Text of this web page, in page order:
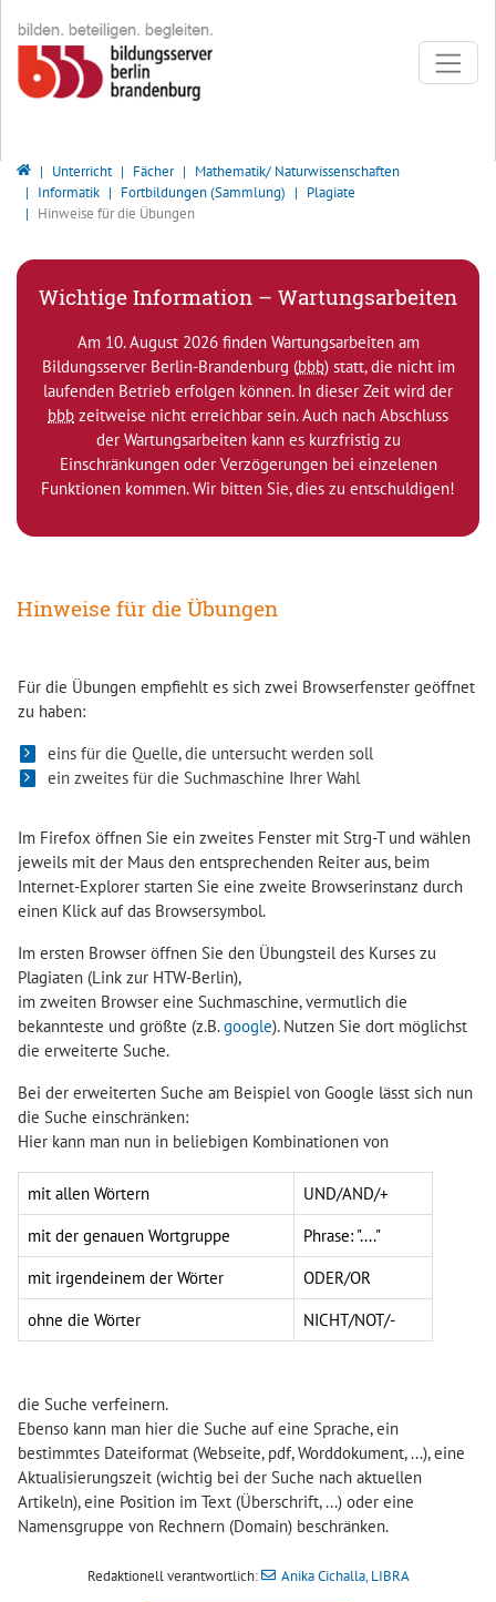
Bildungsserver Berlin - Brandenburg
Unterricht Fächer
Mathematik/ Naturwissenschaften
Informatik
Fortbildungen (Sammlung)
Plagiate
Hinweise für die Übungen
Wichtige Information – Wartungsarbeiten
Am 10. August 2026 finden Wartungsarbeiten am
Bildungsserver Berlin-Brandenburg (bbb) statt, die nicht im
laufenden Betrieb erfolgen können. In dieser Zeit wird der
bbb zeitweise nicht erreichbar sein. Auch nach Abschluss
der Wartungsarbeiten kann es kurzfristig zu
Einschränkungen oder Verzögerungen bei einzelenen
Funktionen kommen. Wir bitten Sie, dies zu entschuldigen!
Hinweise für die Übungen
Für die Übungen empfiehlt es sich zwei Browserfenster geöffnet
zu haben:
eins für die Quelle, die untersucht werden soll
ein zweites für die Suchmaschine Ihrer Wahl
Im Firefox öffnen Sie ein zweites Fenster mit Strg-T und wählen
jeweils mit der Maus den entsprechenden Reiter aus, beim
Internet-Explorer starten Sie eine zweite Browserinstanz durch
einen Klick auf das Browsersymbol.
Im ersten Browser öffnen Sie den Übungsteil des Kurses zu
Plagiaten (Link zur HTW-Berlin),
im zweiten Browser eine Suchmaschine, vermutlich die
bekannteste und größte (z.B.google). Nutzen Sie dort möglichst
die erweiterte Suche.
Bei der erweiterten Suche am Beispiel von Google lässt sich nun
die Suche einschränken:
Hier kann man nun in beliebigen Kombinationen von
mit allen Wörtern
UND/AND/+
mit der genauen Wortgruppe
Phrase: "...."
mit irgendeinem der Wörter
ODER/OR
ohne die Wörter
NICHT/NOT/-
die Suche verfeinern.
Ebenso kann man hier die Suche auf eine Sprache, ein
bestimmtes Dateiformat (Webseite, pdf, Worddokument, ...), eine
Aktualisierungszeit (wichtig bei der Suche nach aktuellen
Artikeln), eine Position im Text (Überschrift, ...) oder eine
Namensgruppe von Rechnern (Domain) beschränken.
Redaktionell verantwortlich: Anika Cichalla, LIBRA